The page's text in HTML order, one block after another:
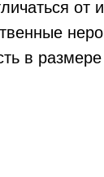
от
в